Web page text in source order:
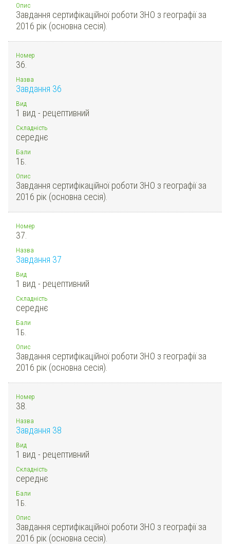
Опис
Завдання сертифікаційної роботи ЗНО з географії за
2016 рік (основна сесія).
Номер
36.
Назва
Завдання 36
Вид
1 вид - рецептивний
Складність
середнє
Бали
1 Б.
Опис
Завдання сертифікаційної роботи ЗНО з географії за
2016 рік (основна сесія).
Номер
37.
Назва
Завдання 37
Вид
1 вид - рецептивний
Складність
середнє
Бали
1 Б.
Опис
Завдання сертифікаційної роботи ЗНО з географії за
2016 рік (основна сесія).
Номер
38.
Назва
Завдання 38
Вид
1 вид - рецептивний
Складність
середнє
Бали
1 Б.
Опис
Завдання сертифікаційної роботи ЗНО з географії за
2016 рік (основна сесія).